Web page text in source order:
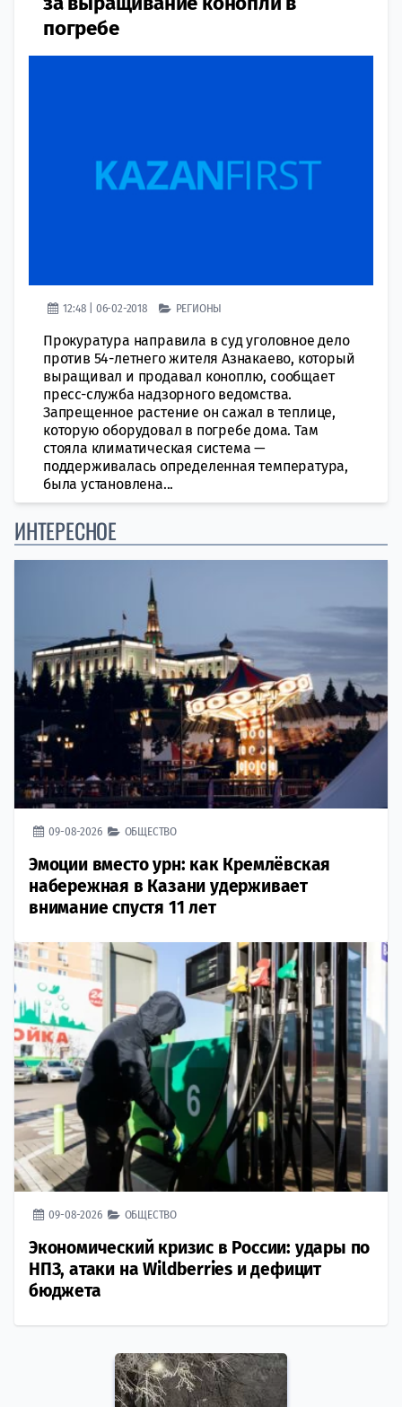
погребе
12:48 | 06-02-2018 РЕГИОНЫ
Прокуратура направила в суд уголовное дело
против 54-летнего жителя Азнакаево, который
выращивал и продавал коноплю, сообщает
пресс-служба надзорного ведомства.
Запрещенное растение он сажал в теплице,
которую оборудовал в погребе дома. Там
стояла климатическая система —
поддерживалась определенная температура,
была установлена...
ИНТЕРЕСНОЕ
09-08-2026 ОБЩЕСТВО
Эмоции вместо урн: как Кремлёвская
набережная в Казани удерживает
внимание спустя 11 лет
09-08-2026 ОБЩЕСТВО
Экономический кризис в России: удары по
НПЗ, атаки на Wildberries и дефицит
бюджета